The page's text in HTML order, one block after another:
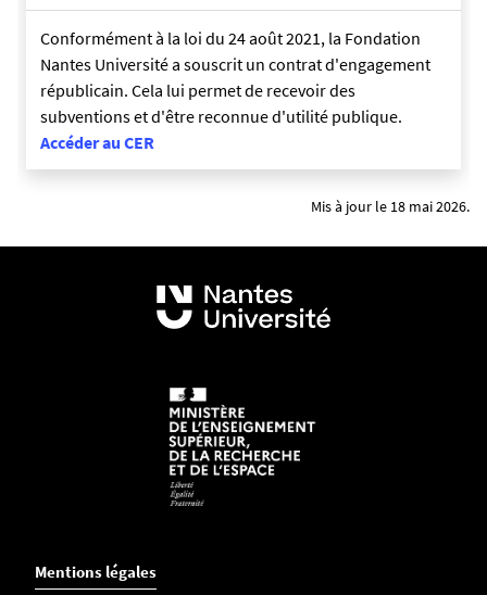
Conformément à la loi du 24 août 2021, la Fondation
Nantes Université a souscrit un contrat d'engagement
républicain. Cela lui permet de recevoir des
subventions et d'être reconnue d'utilité publique.
Accéder au CER
Mis à jour le 18 mai 2026.
Mentions légales